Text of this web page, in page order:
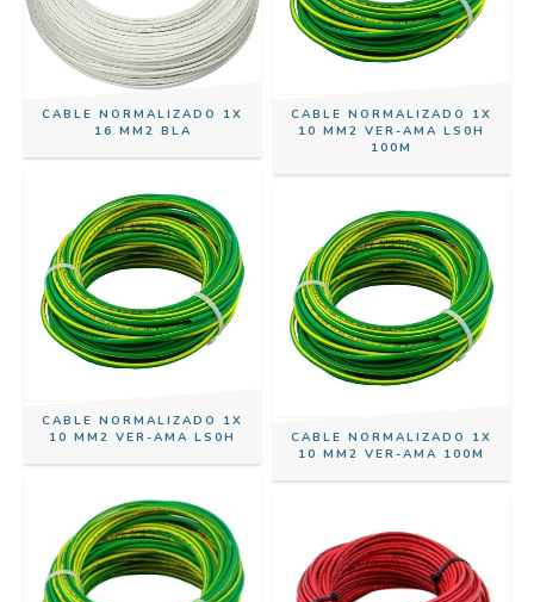
CABLE NORMALIZADO 1X
16 MM2 BLA
CABLE NORMALIZADO 1X
10 MM2 VER-AMA LS0H
100M
CABLE NORMALIZADO 1X
10 MM2 VER-AMA LS0H
CABLE NORMALIZADO 1X
10 MM2 VER-AMA 100M